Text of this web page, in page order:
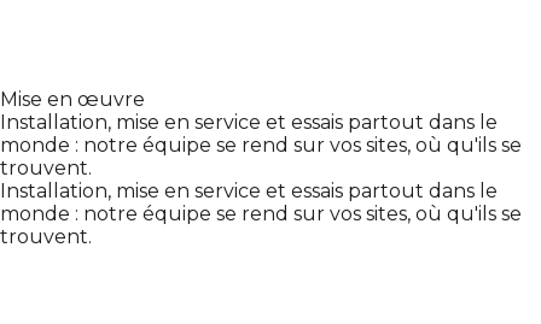
Mise en œuvre
Installation, mise en service et essais partout dans le
monde : notre équipe se rend sur vos sites, où qu'ils se
trouvent.
Installation, mise en service et essais partout dans le
monde : notre équipe se rend sur vos sites, où qu'ils se
trouvent.